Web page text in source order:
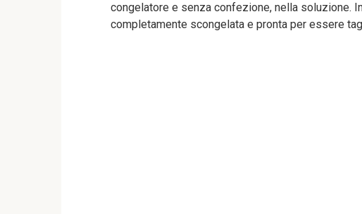
congelatore e senza confezione, nella soluzione.
completamente scongelata e pronta per essere